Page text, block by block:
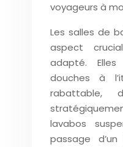
voyageurs à
Les salles de
aspect
adapté.
douches à
rabattable,
lavabos
passage